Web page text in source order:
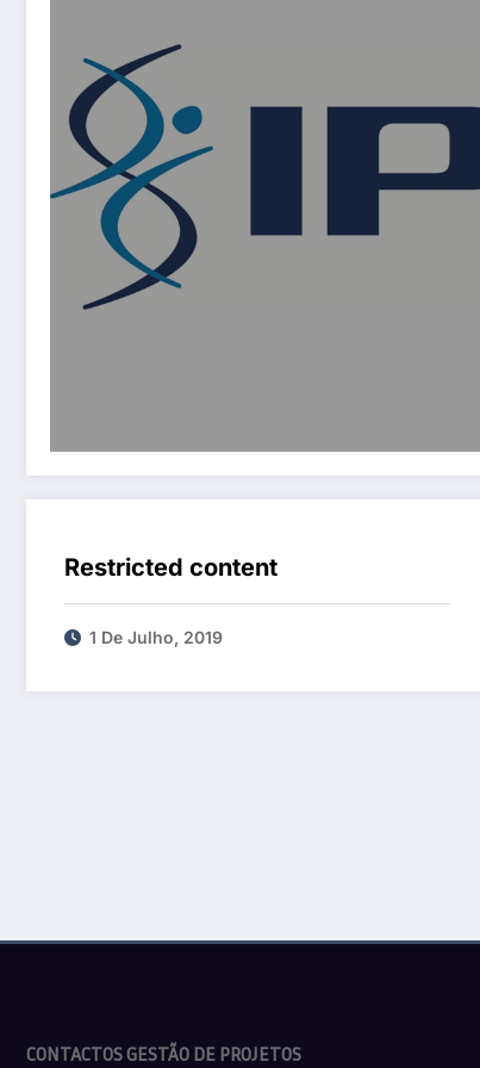
Restricted content
1 De Julho, 2019
CONTACTOS GESTÃO DE PROJETOS